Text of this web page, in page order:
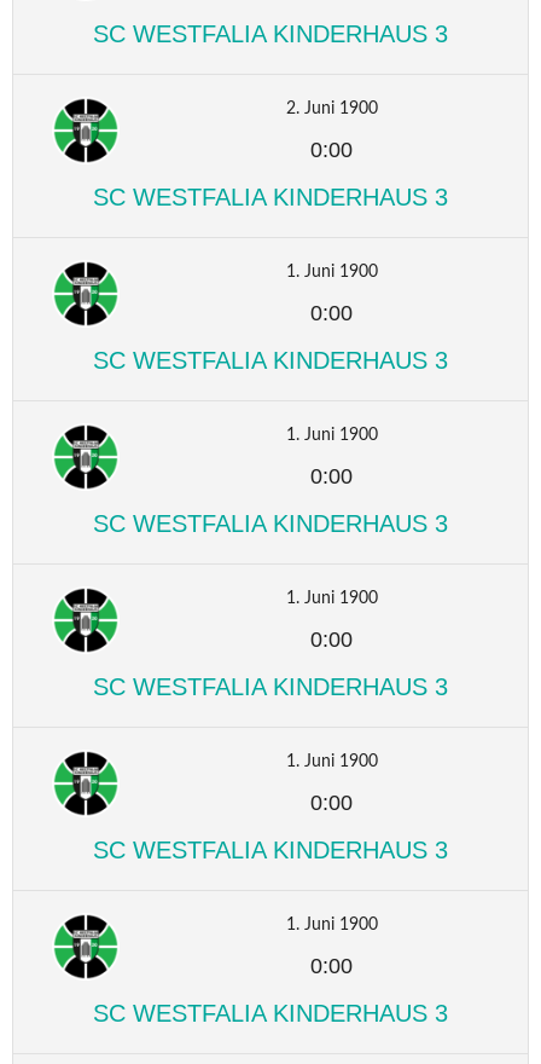
SC WESTFALIA KINDERHAUS 3
2. Juni 1900
0:00
SC WESTFALIA KINDERHAUS 3
1. Juni 1900
0:00
SC WESTFALIA KINDERHAUS 3
1. Juni 1900
0:00
SC WESTFALIA KINDERHAUS 3
1. Juni 1900
0:00
SC WESTFALIA KINDERHAUS 3
1. Juni 1900
0:00
SC WESTFALIA KINDERHAUS 3
1. Juni 1900
0:00
SC WESTFALIA KINDERHAUS 3